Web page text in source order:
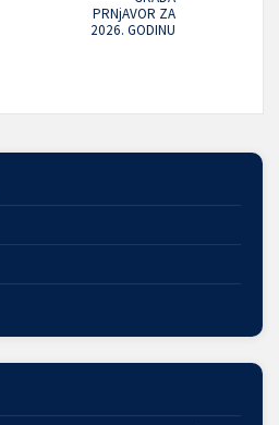
PRNjAVOR ZA
2026. GODINU